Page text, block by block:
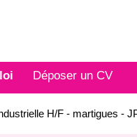
Déposer un CV
H/F - martigues -